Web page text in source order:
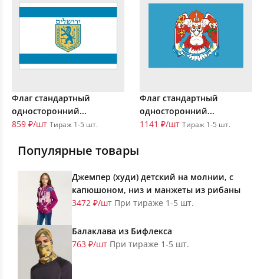
Флаг стандартный
односторонний...
859 ₽/шт Тираж 1-5 шт.
Флаг стандартный
односторонний...
1141 ₽/шт Тираж 1-5 шт.
Популярные товары
Джемпер (худи) детский на молнии, с
капюшоном, низ и манжеты из рибаны
3472 ₽/шт При тираже 1-5 шт.
Балаклава из Бифлекса
763 ₽/шт При тираже 1-5 шт.